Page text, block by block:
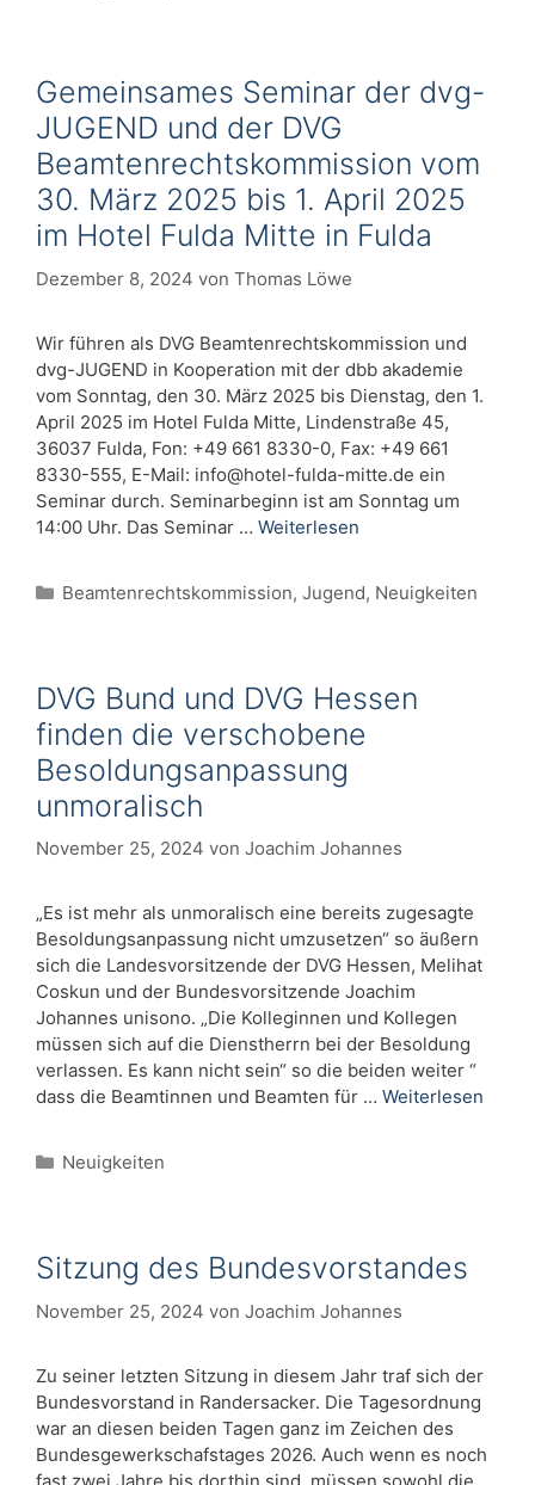
Gemeinsames Seminar der dvg-
JUGEND und der DVG
Beamtenrechtskommission vom
30. März 2025 bis 1. April 2025
im Hotel Fulda Mitte in Fulda
Dezember 8, 2024 von Thomas Löwe
Wir führen als DVG Beamtenrechtskommission und
dvg-JUGEND in Kooperation mit der dbb akademie
vom Sonntag, den 30. März 2025 bis Dienstag, den 1.
April 2025 im Hotel Fulda Mitte, Lindenstraße 45,
36037 Fulda, Fon: +49 661 8330-0, Fax: +49 661
8330-555, E-Mail: info@hotel-fulda-mitte.de ein
Seminar durch. Seminarbeginn ist am Sonntag um
14:00 Uhr. Das Seminar … Weiterlesen
Kategorien
Beamtenrechtskommission, Jugend, Neuigkeiten
DVG Bund und DVG Hessen
finden die verschobene
Besoldungsanpassung
unmoralisch
November 25, 2024 von Joachim Johannes
„Es ist mehr als unmoralisch eine bereits zugesagte
Besoldungsanpassung nicht umzusetzen“ so äußern
sich die Landesvorsitzende der DVG Hessen, Melihat
Coskun und der Bundesvorsitzende Joachim
Johannes unisono. „Die Kolleginnen und Kollegen
müssen sich auf die Dienstherrn bei der Besoldung
verlassen. Es kann nicht sein“ so die beiden weiter “
dass die Beamtinnen und Beamten für … Weiterlesen
Kategorien
Neuigkeiten
Sitzung des Bundesvorstandes
November 25, 2024 von Joachim Johannes
Zu seiner letzten Sitzung in diesem Jahr traf sich der
Bundesvorstand in Randersacker. Die Tagesordnung
war an diesen beiden Tagen ganz im Zeichen des
Bundesgewerkschafstages 2026. Auch wenn es noch